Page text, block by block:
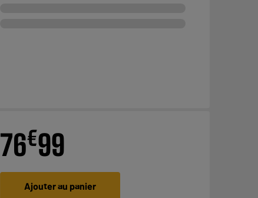
76€99
Ajouter au panier